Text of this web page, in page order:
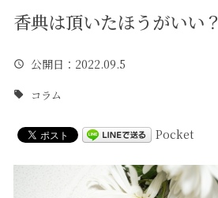
香典は頂いたほうがいい？
公開日 ：2022.09.5
コラム
Pocket